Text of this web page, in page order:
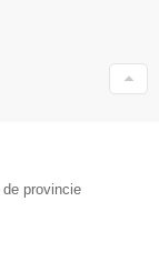
provincie